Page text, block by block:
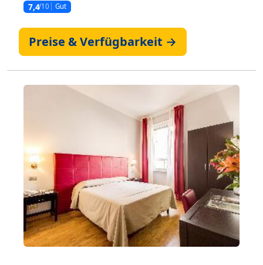
7,4/10 Gut
Preise & Verfügbarkeit →
Zurück Weiter